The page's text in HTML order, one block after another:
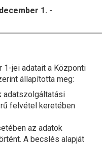
1. -
1-jei adatait a Központi
állapította meg:
adatszolgáltatási
felvétel keretében
az adatok
A becslés alapját